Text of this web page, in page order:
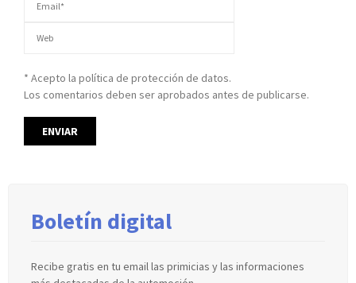
* Acepto la política de protección de datos.
Los comentarios deben ser aprobados antes de publicarse.
Boletín digital
Recibe gratis en tu email las primicias y las informaciones